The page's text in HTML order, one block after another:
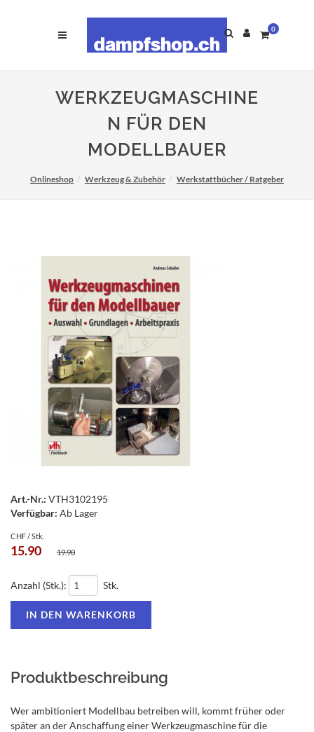
0
WERKZEUGMASCHINE
N FÜR DEN
MODELLBAUER
Onlineshop Werkzeug & Zubehör Werkstattbücher / Ratgeber
Art.-Nr.: VTH3102195
Verfügbar: Ab Lager
CHF / Stk.
15.90 19.90
Anzahl (Stk.): Stk.
Produktbeschreibung
Wer ambitioniert Modellbau betreiben will, kommt früher oder
später an der Anschaffung einer Werkzeugmaschine für die